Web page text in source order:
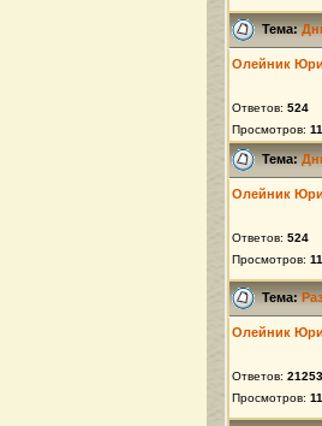
Тема:
Олейник
Ответов: 524
Просмотров:
Тема:
Олейник
Ответов: 524
Просмотров:
Тема:
Олейник
Ответов: 21253
Просмотров: